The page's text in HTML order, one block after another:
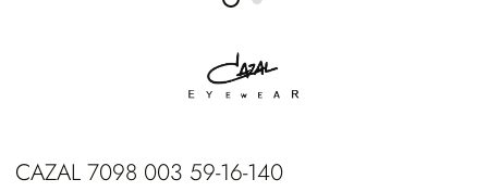
CAZAL 7098 003 59-16-140